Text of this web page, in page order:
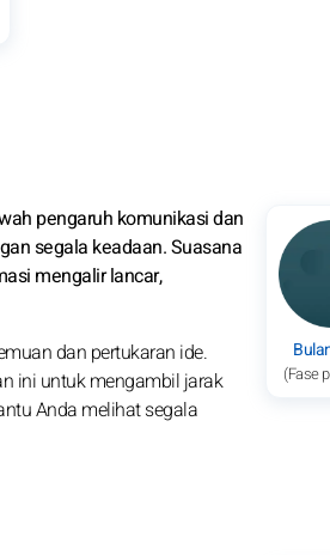
(Fase
pengaruh komunikasi dan
segala keadaan. Suasana
mengalir lancar,
dan pertukaran ide.
ini untuk mengambil jarak
Anda melihat segala